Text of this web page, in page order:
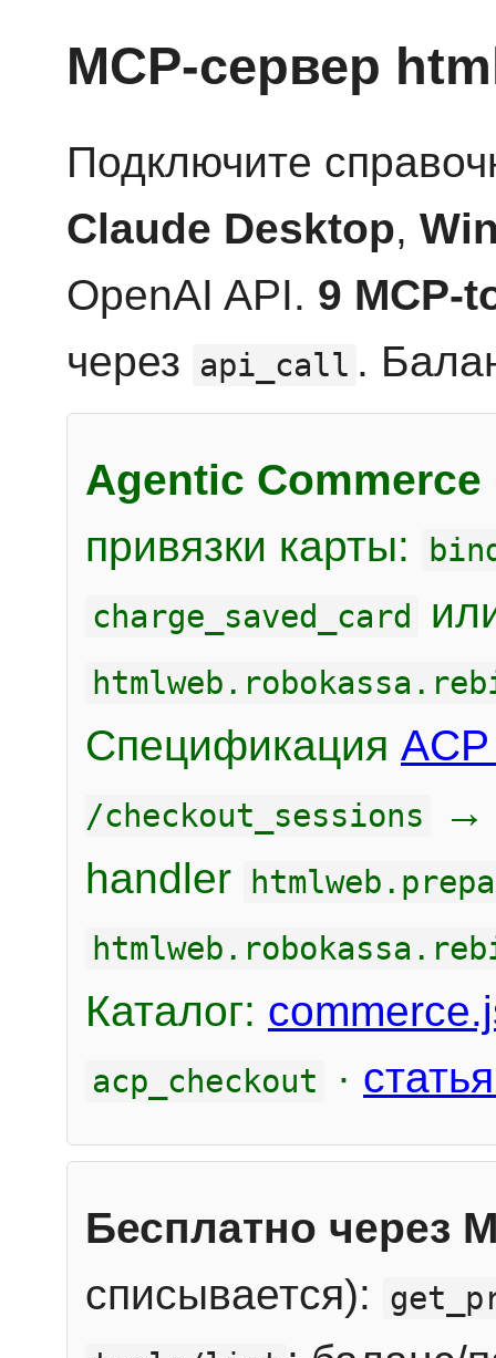
MCP-сервер
Подключите
Claude Desktop,
OpenAI API. 9 MCP-
через api_call .
Agentic Commerce
привязки карты:
charge_saved_card
Спецификация
/checkout_sessions
handler
Каталог:
acp_checkout ·
Бесплатно через
списывается):